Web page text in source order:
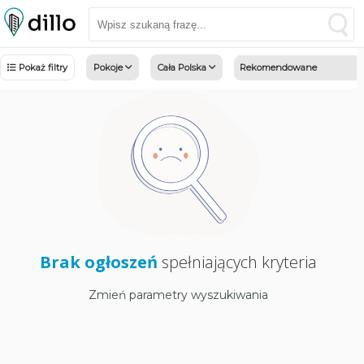
Pokaż filtry Pokoje Cała Polska
Brak ogłoszeń spełniających kryteria
Zmień parametry wyszukiwania